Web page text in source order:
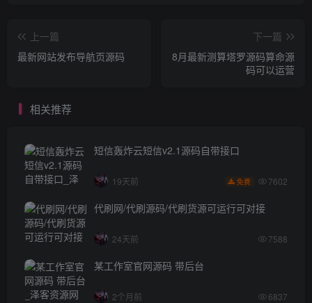
上一篇
最新网站发布导航页源码
下一篇
8月最新测算塔罗源码算命源
码可以运营
相关推荐
短信轰炸云短信v2.1源码自带接口
19天前 免费 7602
代刷网/代刷源码/代刷货源可运行可对接
24天前 7588
某工作室官网源码 带后台
2个月前 6837